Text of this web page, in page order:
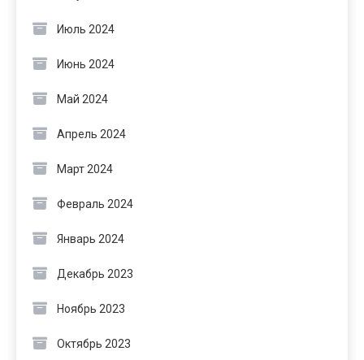
Июль 2024
Июнь 2024
Май 2024
Апрель 2024
Март 2024
Февраль 2024
Январь 2024
Декабрь 2023
Ноябрь 2023
Октябрь 2023